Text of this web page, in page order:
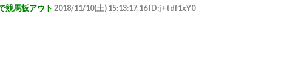
競馬板アウト 2018/11/10(土) 15:13:17.16 ID:j+tdf1xY0